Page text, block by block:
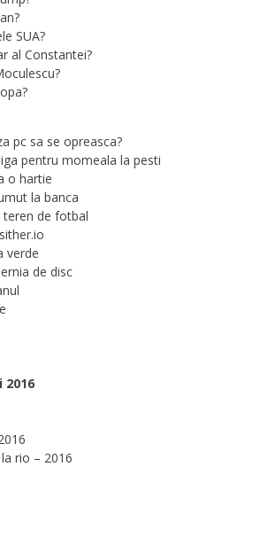
SUA?
al Constantei?
pc sa se opreasca?
pentru momeala la pesti
o hartie
la banca
teren de fotbal
verde
de disc
2016
rio – 2016